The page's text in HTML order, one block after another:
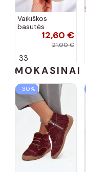
Vaikiškos
basutės
koralinės12,60 €
21,00 €
33
MOKASINAI
−30%